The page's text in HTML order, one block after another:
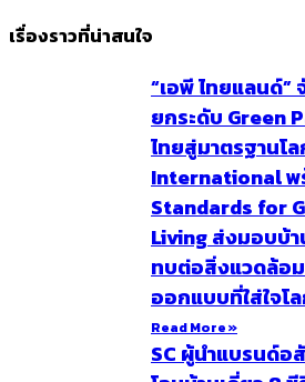
เรื่องราวที่น่าสนใจ
“เอพี ไทยแลนด์
ยกระดับ Green
ไทยสู่มาตรฐานโ
International พ
Standards for
Living ส่งมอบบ้
ทบต่อสิ่งแวดล้อ
ออกแบบที่ใส่ใจโ
Read More »
SC ผู้นำแบรนด์อ